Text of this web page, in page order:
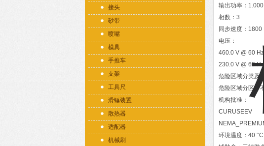
接头
砂带
喷嘴
模具
手推车
支架
工具尺
滑锤装置
散热器
适配器
机械刷
输出功率：
相数：3
同步速度：
电压：
460.0 V @ 60 Hz
230.0 V @ 60 Hz
危险区域分类及
危险区域分区：
机构批准：
CURUSEEV
环境温度：40 °C